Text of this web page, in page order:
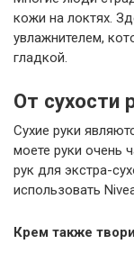
кожи на локтях.
увлажнителем,
гладкой.
От сухости
Сухие руки
моете руки очень
рук для экстра-
использовать
Крем также